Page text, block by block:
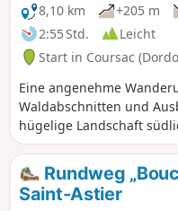
8,10 km
+205 m
2:55 Std.
Leicht
Start in Coursac
Eine angenehme
Waldabschnitten und
hügelige Landschaft
Périgueux. Einige steile
Rundweg
Saint-Astier